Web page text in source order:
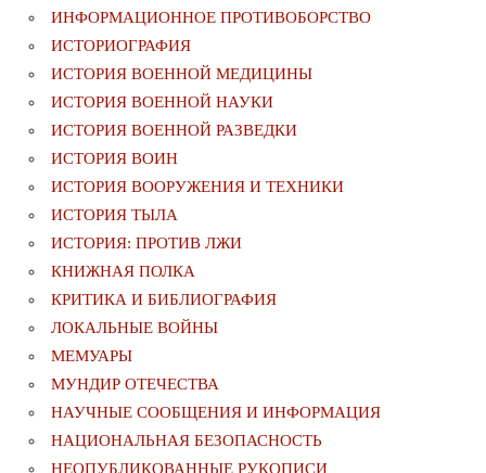
ИНФОРМАЦИОННОЕ ПРОТИВОБОРСТВО
ИСТОРИОГРАФИЯ
ИСТОРИЯ ВОЕННОЙ МЕДИЦИНЫ
ИСТОРИЯ ВОЕННОЙ НАУКИ
ИСТОРИЯ ВОЕННОЙ РАЗВЕДКИ
ИСТОРИЯ ВОИН
ИСТОРИЯ ВООРУЖЕНИЯ И ТЕХНИКИ
ИСТОРИЯ ТЫЛА
ИСТОРИЯ: ПРОТИВ ЛЖИ
КНИЖНАЯ ПОЛКА
КРИТИКА И БИБЛИОГРАФИЯ
ЛОКАЛЬНЫЕ ВОЙНЫ
МЕМУАРЫ
МУНДИР ОТЕЧЕСТВА
НАУЧНЫЕ СООБЩЕНИЯ И ИНФОРМАЦИЯ
НАЦИОНАЛЬНАЯ БЕЗОПАСНОСТЬ
НЕОПУБЛИКОВАННЫЕ РУКОПИСИ